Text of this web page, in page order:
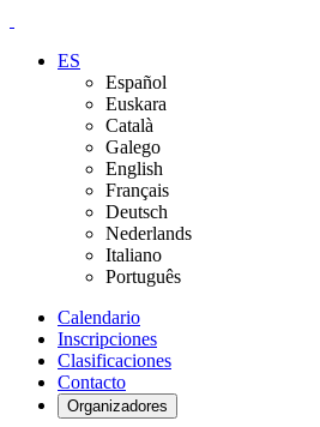
ES
Español
Euskara
Català
Galego
English
Français
Deutsch
Nederlands
Italiano
Português
Calendario
Inscripciones
Clasificaciones
Contacto
Organizadores